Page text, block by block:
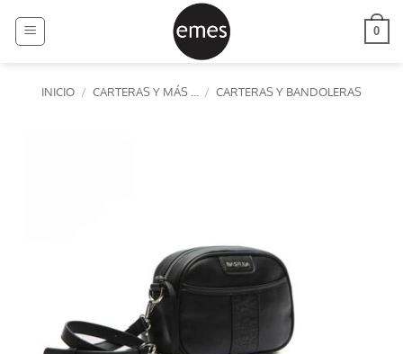
0
INICIO / CARTERAS Y MÁS ... / CARTERAS Y BANDOLERAS